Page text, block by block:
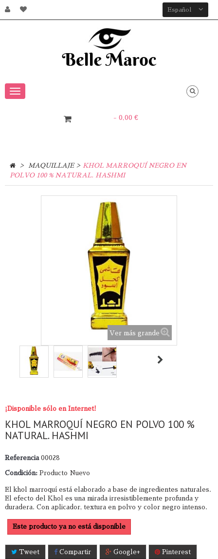
Español
Toggle
- 0,00 €
> MAQUILLAJE > KHOL MARROQUÍ NEGRO EN
POLVO 100 % NATURAL. HASHMI
Ver más grande
¡Disponible sólo en Internet!
KHOL MARROQUÍ NEGRO EN POLVO 100 %
NATURAL. HASHMI
Referencia 00028
Condición: Producto Nuevo
El khol marroquí está elaborado a base de ingredientes naturales.
El efecto del Khol es una mirada irresistiblemente profunda y
duradera. Con aplicador, textura en polvo y color negro intenso.
Este producto ya no está disponible
Tweet Compartir Google+ Pinterest